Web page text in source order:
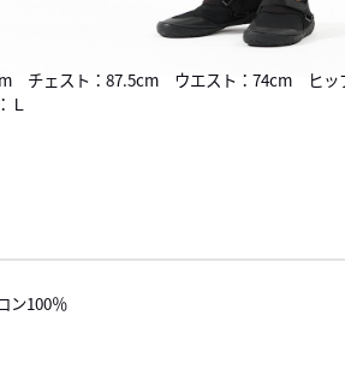
チェスト：87.5cm ウエスト：74cm ヒッ
ン100％